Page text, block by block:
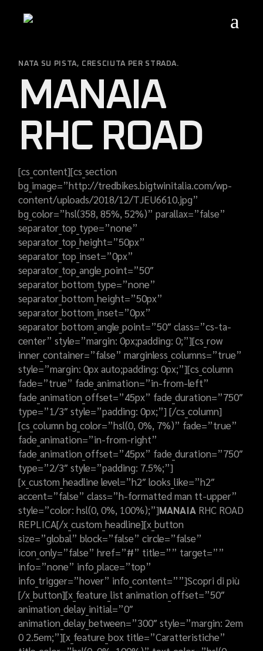
NATA SU PISTA, CRESCIUTA PER STRADA.
MANAIA
RHC ROAD
[cs_content][cs_section
bg_image=”http://tredbikes.bigtwinitalia.com/wp-
content/uploads/2018/12/TJEU6610.jpg”
bg_color=”hsl(358, 85%, 52%)” parallax=”false”
separator_top_type=”none”
separator_top_height=”50px”
separator_top_inset=”0px”
separator_top_angle_point=”50″
separator_bottom_type=”none”
separator_bottom_height=”50px”
separator_bottom_inset=”0px”
separator_bottom_angle_point=”50″ class=”cs-ta-
center” style=”margin: 0px;padding: 0;”][cs_row
inner_container=”false” marginless_columns=”true”
style=”margin: 0px auto;padding: 0px;”][cs_column
fade=”true” fade_animation=”in-from-left”
fade_animation_offset=”45px” fade_duration=”750″
type=”1/3″ style=”padding: 0px;”] [/cs_column]
[cs_column bg_color=”hsl(0, 0%, 7%)” fade=”true”
fade_animation=”in-from-right”
fade_animation_offset=”45px” fade_duration=”750″
type=”2/3″ style=”padding: 7.5%;”]
[x_custom_headline level=”h2″ looks_like=”h2″
accent=”false” class=”h-formatted man tt-upper”
style=”color: hsl(0, 0%, 100%);”]MANAIA RHC ROAD
REPLICA[/x_custom_headline][x_button
size=”global” block=”false” circle=”false”
icon_only=”false” href=”#” title=”” target=””
info=”none” info_place=”top”
info_trigger=”hover” info_content=””]Scopri di più
[/x_button][x_feature_list animation_offset=”50″
animation_delay_initial=”0″
animation_delay_between=”300″ style=”margin: 2em
0 2.5em;”][x_feature_box title=”Caratteristiche”